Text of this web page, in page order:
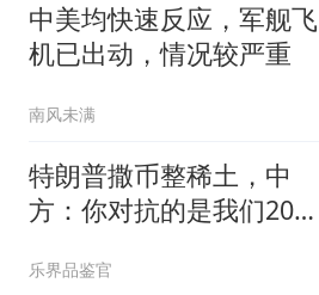
中美均快速反应，军舰飞
机已出动，情况较严重
南风未满
特朗普撒币整稀土，中
方：你对抗的是我们20年
乐界品鉴官